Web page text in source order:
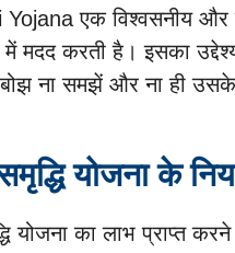
एक विश्वसनीय और
मदद करती है। इसका
ना समझें और ना ही उसके
योजना के
योजना का लाभ प्राप्त